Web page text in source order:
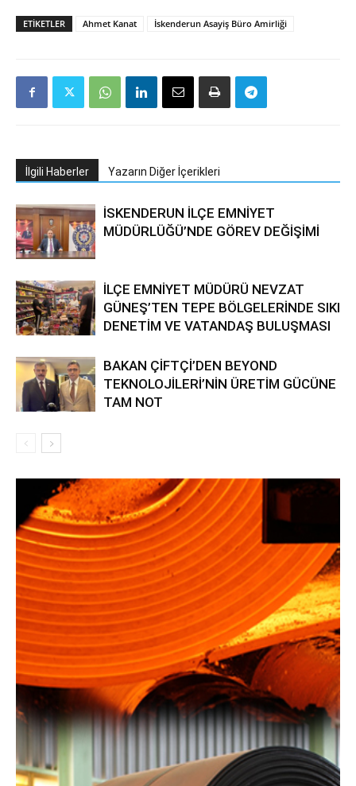
ETIKETLER Ahmet Kanat İskenderun Asayiş Büro Amirliği
İlgili Haberler Yazarın Diğer İçerikleri
İSKENDERUN İLÇE EMNİYET
MÜDÜRLÜĞÜ’NDE GÖREV DEĞİŞİMİ
İLÇE EMNİYET MÜDÜRÜ NEVZAT
GÜNEŞ’TEN TEPE BÖLGELERİNDE SIKI
DENETİM VE VATANDAŞ BULUŞMASI
BAKAN ÇİFTÇİ’DEN BEYOND
TEKNOLOJİLERİ’NİN ÜRETİM GÜCÜNE
TAM NOT